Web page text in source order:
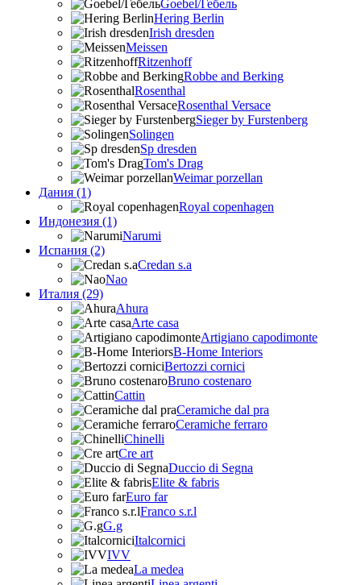
Goebel/Гебель
Hering Berlin
Irish dresden
Meissen
Ritzenhoff
Robbe and Berking
Rosenthal
Rosenthal Versace
Sieger by Furstenberg
Solingen
Sp dresden
Tom's Drag
Weimar porzellan
Дания (1)
Royal copenhagen
Индонезия (1)
Narumi
Испания (2)
Credan s.a
Nao
Италия (29)
Ahura
Arte casa
Artigiano capodimonte
B-Home Interiors
Bertozzi cornici
Bruno costenaro
Cattin
Ceramiche dal pra
Ceramiche ferraro
Chinelli
Cre art
Duccio di Segna
Elite & fabris
Euro far
Franco s.r.l
G.g
Italcornici
IVV
La medea